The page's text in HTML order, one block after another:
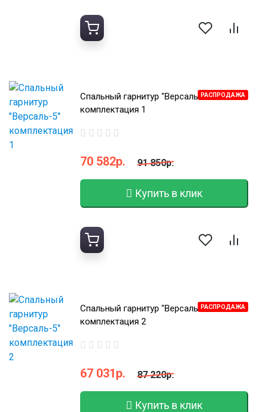
РАСПРОДАЖА
Спальный гарнитур "Версаль-5"
комплектация 1
70 582р. 91 850р.
Купить в клик
РАСПРОДАЖА
Спальный гарнитур "Версаль-5"
комплектация 2
67 031р. 87 220р.
Купить в клик